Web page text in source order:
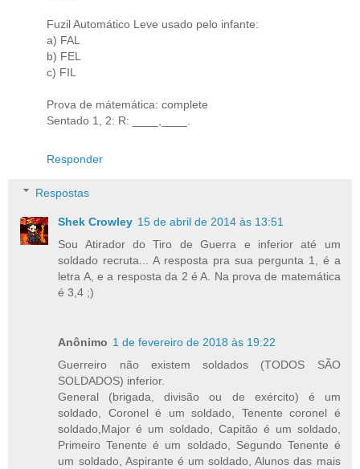
Fuzil Automático Leve usado pelo infante:
a) FAL
b) FEL
c) FIL
Prova de mátemática: complete
Sentado 1, 2: R: ____,____.
Responder
Respostas
Shek Crowley 15 de abril de 2014 às 13:51
Sou Atirador do Tiro de Guerra e inferior até um
soldado recruta... A resposta pra sua pergunta 1, é a
letra A, e a resposta da 2 é A. Na prova de matemática
é 3,4 ;)
Anônimo 1 de fevereiro de 2018 às 19:22
Guerreiro não existem soldados (TODOS SÃO
SOLDADOS) inferior.
General (brigada, divisão ou de exército) é um
soldado, Coronel é um soldado, Tenente coronel é
soldado,Major é um soldado, Capitão é um soldado,
Primeiro Tenente é um soldado, Segundo Tenente é
um soldado, Aspirante é um soldado, Alunos das mais